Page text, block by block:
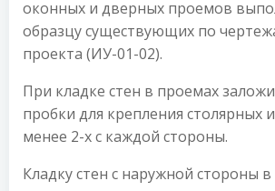
оконных и дверных проемов
образцу существующих по
проекта (ИУ-01-02).
При кладке стен в проемах
пробки для крепления столярных
менее 2-х с каждой стороны.
Кладку стен с наружной стороны в